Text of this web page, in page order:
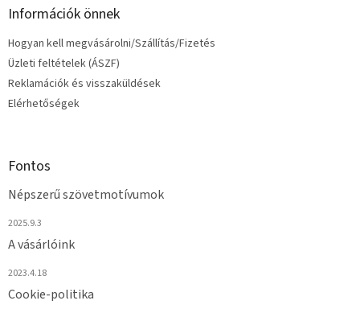
Információk önnek
Hogyan kell megvásárolni/Szállítás/Fizetés
Üzleti feltételek (ÁSZF)
Reklamációk és visszaküldések
Elérhetőségek
Fontos
Népszerű szövetmotívumok
2025.9.3
A vásárlóink
2023.4.18
Cookie-politika